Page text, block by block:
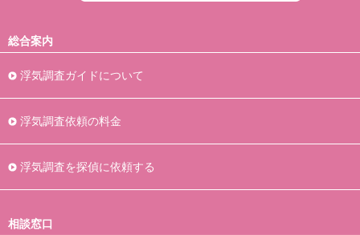
総合案内
浮気調査ガイドについて
浮気調査依頼の料金
浮気調査を探偵に依頼する
相談窓口